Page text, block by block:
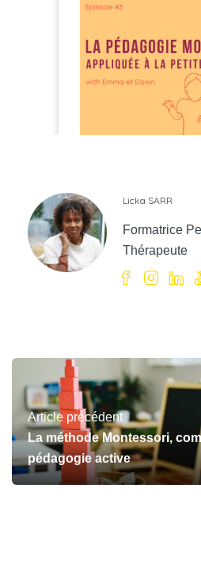
Licka SARR
Formatrice
Thérapeute
Article précédent
La méthode Montessori,
pédagogie active